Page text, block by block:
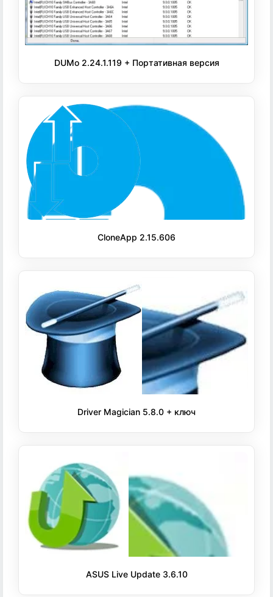
DUMo 2.24.1.119 + Портативная версия
CloneApp 2.15.606
Driver Magician 5.8.0 + ключ
ASUS Live Update 3.6.10